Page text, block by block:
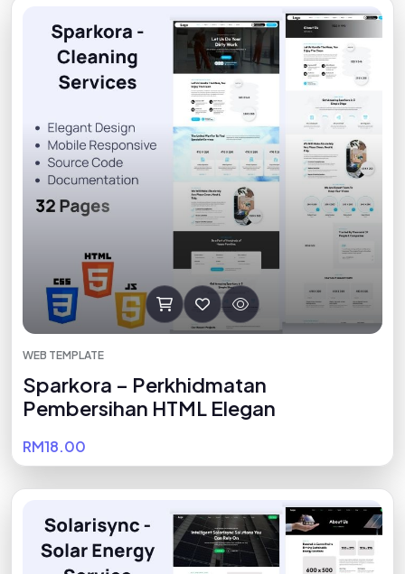
WEB TEMPLATE
Sparkora – Perkhidmatan
Pembersihan HTML Elegan
RM18.00